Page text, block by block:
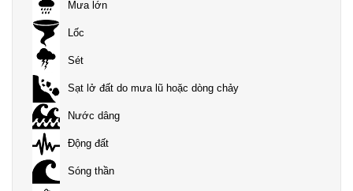
Mưa lớn
Lốc
Sét
Sạt lở đất do mưa lũ hoặc dòng chảy
Nước dâng
Động đất
Sóng thần